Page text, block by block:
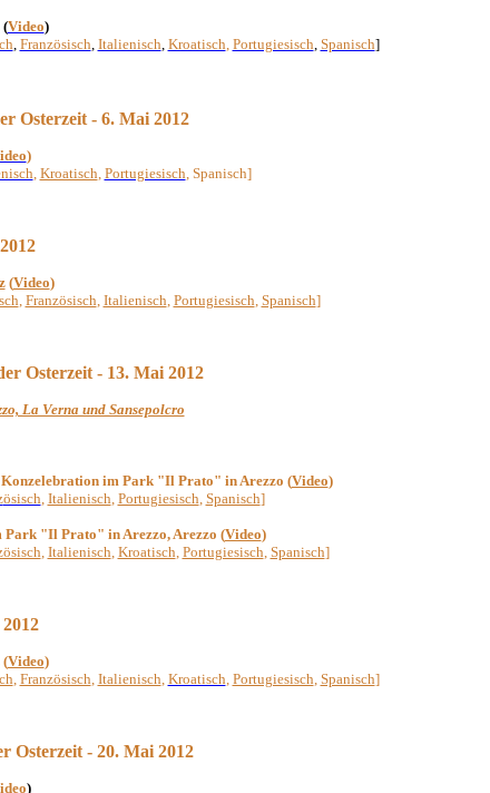
(Video)
, Französisch, Italienisch, Kroatisch, Portugiesisch, Spanisch]
Osterzeit - 6. Mai 2012
)
, Kroatisch, Portugiesisch, Spanisch]
(Video)
, Französisch, Italienisch, Portugiesisch, Spanisch]
Osterzeit - 13. Mai 2012
La Verna und Sansepolcro
im Park "Il Prato" in Arezzo (Video)
ösisch, Italienisch, Portugiesisch, Spanisch]
Park "Il Prato" in Arezzo, Arezzo (Video)
, Italienisch, Kroatisch, Portugiesisch, Spanisch]
(Video)
, Französisch, Italienisch, Kroatisch, Portugiesisch, Spanisch]
Osterzeit - 20. Mai 2012
)